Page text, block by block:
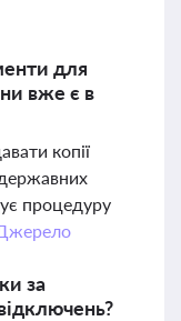
для
вже є в
копії
процедуру
за